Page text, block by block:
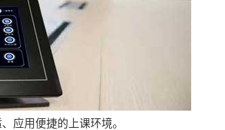
应用便捷的上课环境。